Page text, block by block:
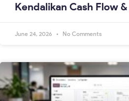
Kendalikan Cash Flow
June 24, 2026 No Comments